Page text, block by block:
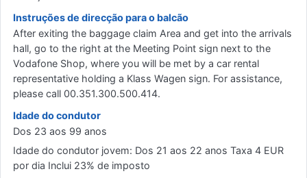
Instruções de direcção para o balcão
After exiting the baggage claim Area and get into the arrivals
hall, go to the right at the Meeting Point sign next to the
Vodafone Shop, where you will be met by a car rental
representative holding a Klass Wagen sign. For assistance,
please call 00.351.300.500.414.
Idade do condutor
Dos 23 aos 99 anos
Idade do condutor jovem: Dos 21 aos 22 anos Taxa 4 EUR
por dia Inclui 23% de imposto